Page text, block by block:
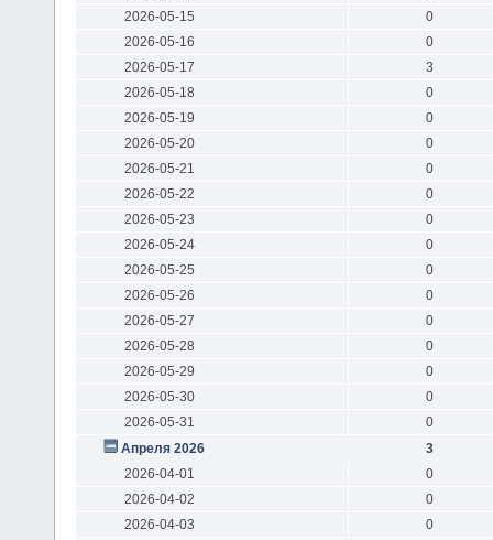
2026-05-15
0
2026-05-16
0
2026-05-17
3
2026-05-18
0
2026-05-19
0
2026-05-20
0
2026-05-21
0
2026-05-22
0
2026-05-23
0
2026-05-24
0
2026-05-25
0
2026-05-26
0
2026-05-27
0
2026-05-28
0
2026-05-29
0
2026-05-30
0
2026-05-31
0
Апреля 2026
3
2026-04-01
0
2026-04-02
0
2026-04-03
0